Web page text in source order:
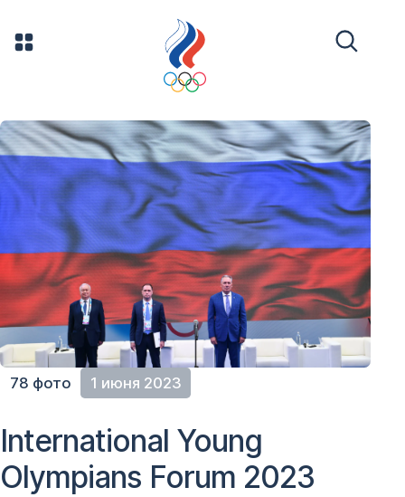
78 фото 1 июня 2023
International Young
Olympians Forum 2023